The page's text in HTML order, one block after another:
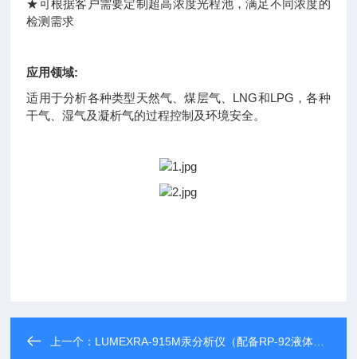
★可根据客户需要定制超高浓度光程池，满足不同浓度的
检测需求
应用领域:
适用于分析各种类型天然气、煤层气、LNG和LPG，各种
干气、湿气及凝析气的过程控制及环境安全。
上一个： LUMEXRA-915M汞分析仪（配备RP-92液体附件）